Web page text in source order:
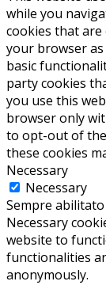
while you
cookies that are
your browser
basic
party cookies
you use this
browser only
to opt-out of
these cookies
Necessary
Necessary
Sempre abilitato
Necessary
website to
functionalities
anonymously.